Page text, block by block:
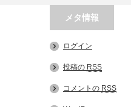
メタ情報
ログイン
投稿の RSS
コメントの RSS